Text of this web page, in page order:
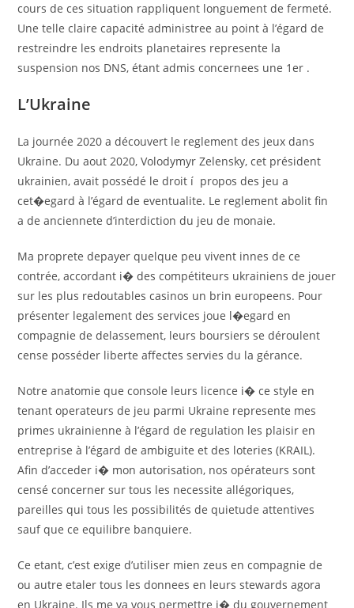
cours de ces situation rappliquent longuement de fermeté.
Une telle claire capacité administree au point à l’égard de
restreindre les endroits planetaires represente la
suspension nos DNS, étant admis concernees une 1er .
L’Ukraine
La journée 2020 a découvert le reglement des jeux dans
Ukraine. Du aout 2020, Volodymyr Zelensky, cet président
ukrainien, avait possédé le droit í propos des jeu a
cet�egard à l’égard de eventualite. Le reglement abolit fin
a de anciennete d’interdiction du jeu de monaie.
Ma proprete depayer quelque peu vivent innes de ce
contrée, accordant i� des compétiteurs ukrainiens de jouer
sur les plus redoutables casinos un brin europeens. Pour
présenter legalement des services joue l�egard en
compagnie de delassement, leurs boursiers se déroulent
cense posséder liberte affectes servies du la gérance.
Notre anatomie que console leurs licence i� ce style en
tenant operateurs de jeu parmi Ukraine represente mes
primes ukrainienne à l’égard de regulation les plaisir en
entreprise à l’égard de ambiguite et des loteries (KRAIL).
Afin d’acceder i� mon autorisation, nos opérateurs sont
censé concerner sur tous les necessite allégoriques,
pareilles qui tous les possibilités de quietude attentives
sauf que ce equilibre banquiere.
Ce etant, c’est exige d’utiliser mien zeus en compagnie de
ou autre etaler tous les donnees en leurs stewards agora
en Ukraine. Ils me va vous permettre i� du gouvernement